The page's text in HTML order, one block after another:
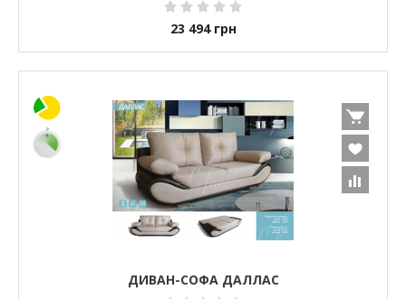
23 494 грн
ДИВАН-СОФА ДАЛЛАС